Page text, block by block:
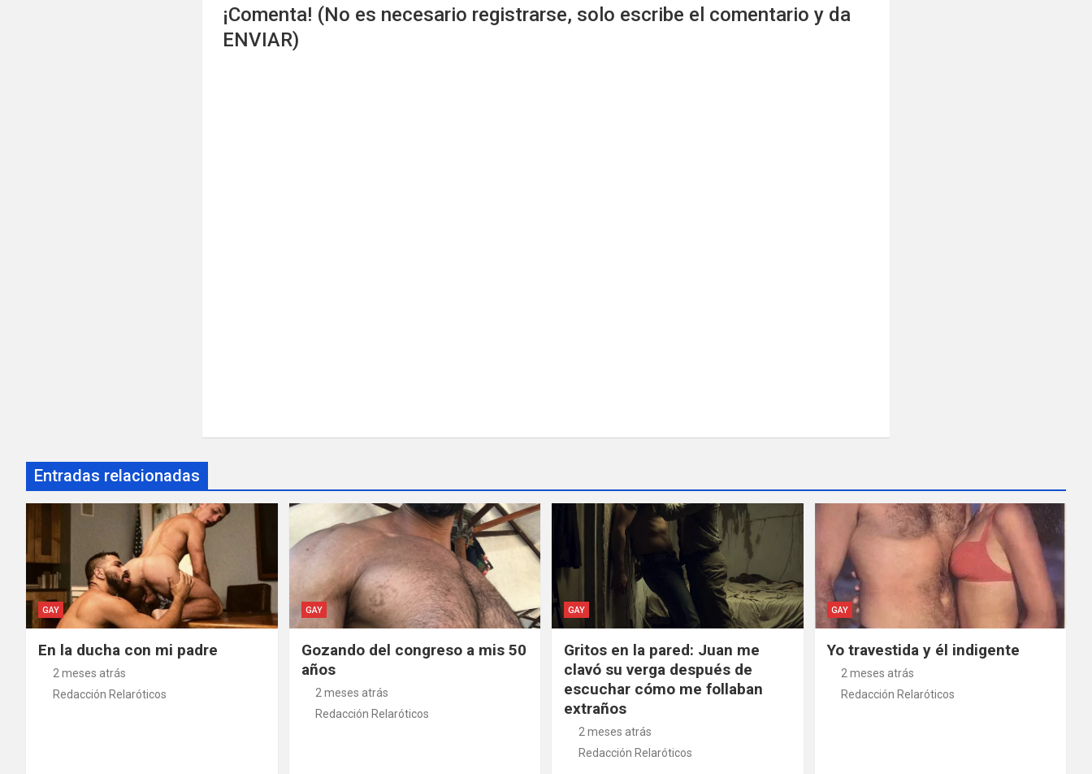
¡Comenta! (No es necesario registrarse, solo escribe el comentario y da
ENVIAR)
Entradas relacionadas
GAY
En la ducha con mi padre
2 meses atrás
Redacción Relaróticos
GAY
Gozando del congreso a mis 50
años
2 meses atrás
Redacción Relaróticos
GAY
Gritos en la pared: Juan me
clavó su verga después de
escuchar cómo me follaban
extraños
2 meses atrás
Redacción Relaróticos
GAY
Yo travestida y él indigente
2 meses atrás
Redacción Relaróticos